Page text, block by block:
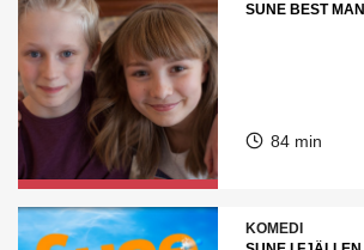
SUNE BEST MAN
84 min
KOMEDI